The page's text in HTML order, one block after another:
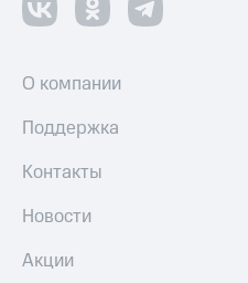
О компании
Поддержка
Контакты
Новости
Акции